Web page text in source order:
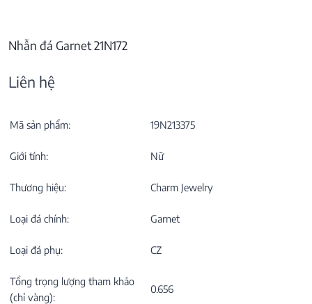
Nhẫn đá Garnet 21N172
Liên hệ
Mã sản phẩm: 19N213375
Giới tính: Nữ
Thương hiệu: Charm Jewelry
Loại đá chính: Garnet
Loại đá phụ: CZ
Tổng trọng lượng tham khảo
(chỉ vàng):
0.656